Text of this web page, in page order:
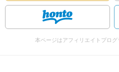
本ページはアフィリエイトプロ